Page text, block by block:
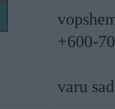
+600-
varu